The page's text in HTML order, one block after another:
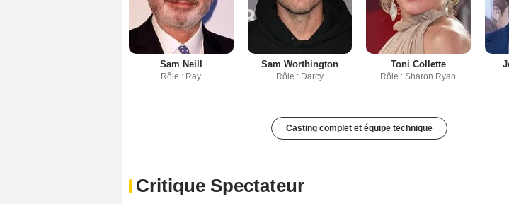
Sam Neill
Rôle : Ray
Sam Worthington
Rôle : Darcy
Toni Collette
Rôle : Sharon Ryan
Casting complet et équipe technique
Critique Spectateur